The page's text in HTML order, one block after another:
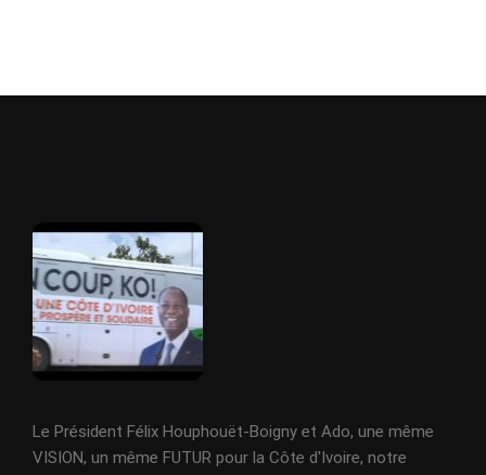
Le Président Félix Houphouët-Boigny et Ado, une même
VISION, un même FUTUR pour la Côte d'Ivoire, notre